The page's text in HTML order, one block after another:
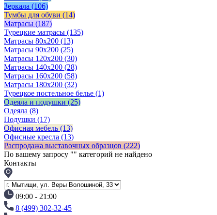
Зеркала (106)
Тумбы для обуви (14)
Матрасы (187)
Турецкие матрасы (135)
Матрасы 80x200 (13)
Матрасы 90х200 (25)
Матрасы 120х200 (30)
Матрасы 140х200 (28)
Матрасы 160х200 (58)
Матрасы 180х200 (32)
Турецкое постельное белье (1)
Одеяла и подушки (25)
Одеяла (8)
Подушки (17)
Офисная мебель (13)
Офисные кресла (13)
Распродажа выставочных образцов (222)
По вашему запросу "" категорий не найдено
Контакты
09:00 - 21:00
8 (499) 302-32-45